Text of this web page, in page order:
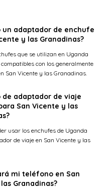
un adaptador de enchufe
y las Granadinas?
que se utilizan en Uganda
con los generalmente
San Vicente y las Granadinas.
de adaptador de viaje
San Vicente y las
usar los enchufes de Uganda
de viaje en San Vicente y las
mi teléfono en San
Granadinas?